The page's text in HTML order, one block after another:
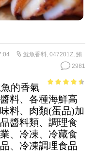
魷魚香料, 047201Z, 鮪
2981
of 5
的香氣
料、各種海鮮高
料、肉類(蛋品)加
醬料類、調理食
、冷凍、冷藏食
、冷凍調理食品